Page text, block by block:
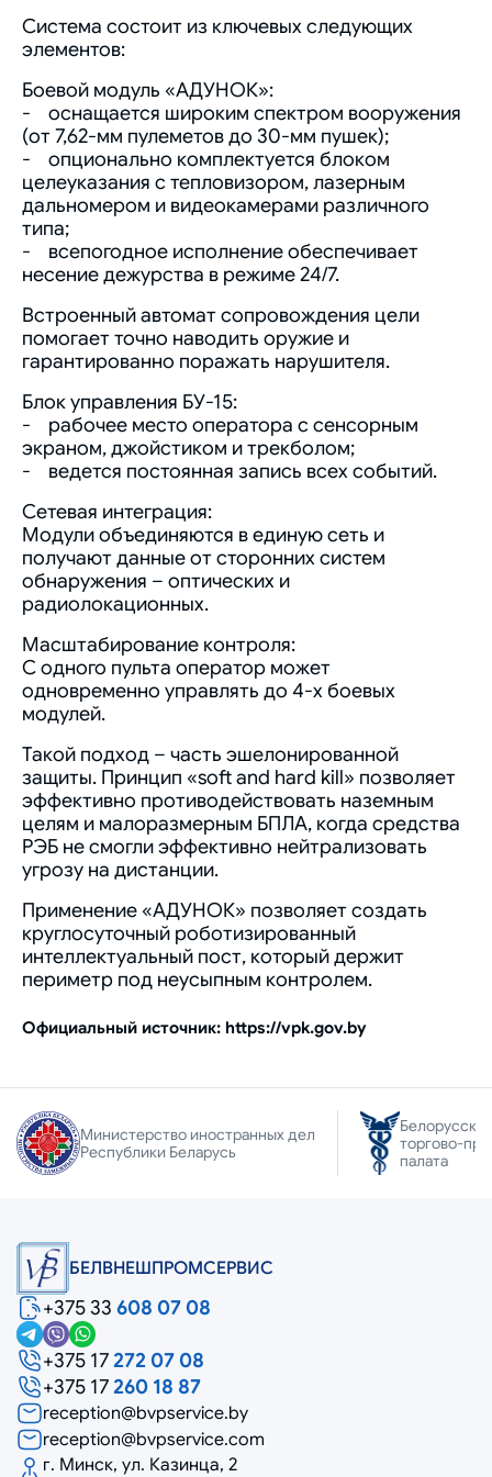
Система состоит из ключевых следующих
элементов:
Боевой модуль «АДУНОК»:
- оснащается широким спектром вооружения
(от 7,62-мм пулеметов до 30-мм пушек);
- опционально комплектуется блоком
целеуказания с тепловизором, лазерным
дальномером и видеокамерами различного
типа;
- всепогодное исполнение обеспечивает
несение дежурства в режиме 24/7.
Встроенный автомат сопровождения цели
помогает точно наводить оружие и
гарантированно поражать нарушителя.
Блок управления БУ-15:
- рабочее место оператора с сенсорным
экраном, джойстиком и трекболом;
- ведется постоянная запись всех событий.
Сетевая интеграция:
Модули объединяются в единую сеть и
получают данные от сторонних систем
обнаружения – оптических и
радиолокационных.
Масштабирование контроля:
С одного пульта оператор может
одновременно управлять до 4-х боевых
модулей.
Такой подход – часть эшелонированной
защиты. Принцип «soft and hard kill» позволяет
эффективно противодействовать наземным
целям и малоразмерным БПЛА, когда средства
РЭБ не смогли эффективно нейтрализовать
угрозу на дистанции.
Применение «АДУНОК» позволяет создать
круглосуточный роботизированный
интеллектуальный пост, который держит
периметр под неусыпным контролем.
Официальный источник: https://vpk.gov.by
Министерство иностранных дел
Республики Беларусь
Белорусская
торгово-
палата
БЕЛВНЕШПРОМСЕРВИС
+375 33 608 07 08
+375 17 272 07 08
+375 17 260 18 87
reception@bvpservice.by
reception@bvpservice.com
г. Минск, ул. Казинца, 2